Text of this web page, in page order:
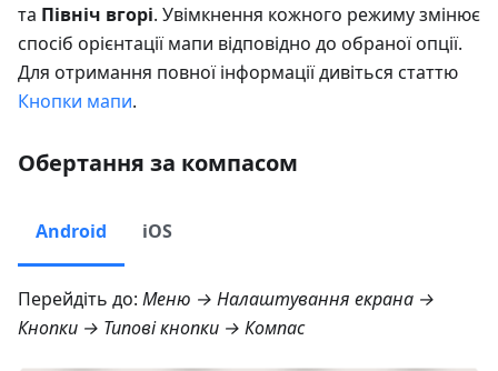
та Північ вгорі. Увімкнення кожного режиму змінює
спосіб орієнтації мапи відповідно до обраної опції.
Для отримання повної інформації дивіться статтю
Кнопки мапи.
Обертання за компасом
Android iOS
Перейдіть до: Меню → Налаштування екрана →
Кнопки → Типові кнопки → Компас